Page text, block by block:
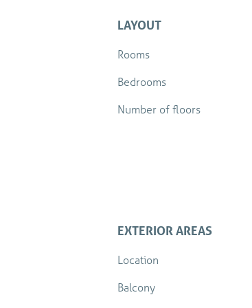
LAYOUT
Rooms
Bedrooms
Number of floors
EXTERIOR AREAS
Location
Balcony